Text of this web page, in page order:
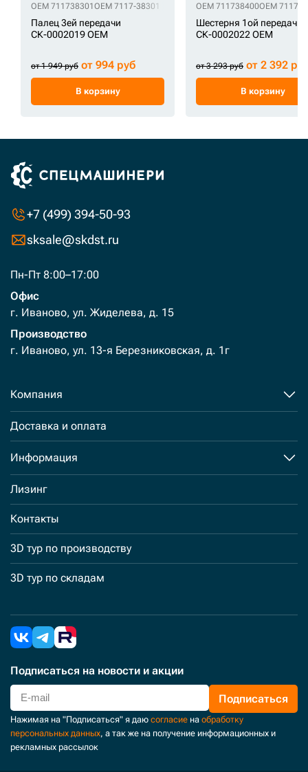
OEM 711738301 OEM 7117-38301
Палец 3ей передачи
СК-0002019 OEM
от 1 949 руб от 994 руб
В корзину
OEM 711738400OEM 7117-
Шестерня 1ой передачи
СК-0002022 OEM
от 3 293 руб от 2 392
В корзину
+7 (499) 394-50-93
sksale@skdst.ru
Пн-Пт 8:00–17:00
Офис
г. Иваново, ул. Жиделева, д. 15
Производство
г. Иваново, ул. 13-я Березниковская, д. 1г
Компания
Доставка и оплата
Информация
Лизинг
Контакты
3D тур по производству
3D тур по складам
Подписаться на новости и акции
Подписаться
Нажимая на "Подписаться" я даю согласие на обработку
персональных данных, а так же на получение информационных и
рекламных рассылок